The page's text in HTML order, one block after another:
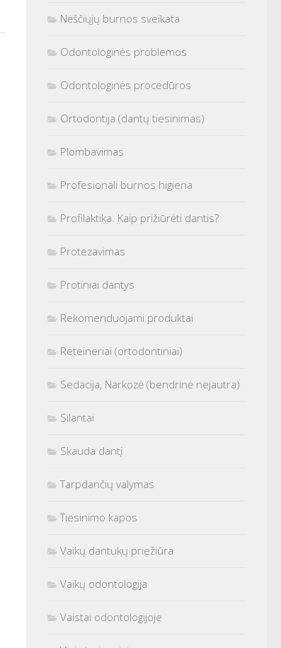
Nėščiųjų burnos sveikata
Odontologinės problemos
Odontologinės procedūros
Ortodontija (dantų tiesinimas)
Plombavimas
Profesionali burnos higiena
Profilaktika. Kaip prižiūrėti dantis?
Protezavimas
Protiniai dantys
Rekomenduojami produktai
Reteineriai (ortodontiniai)
Sedacija, Narkozė (bendrinė nejautra)
Silantai
Skauda dantį
Tarpdančių valymas
Tiesinimo kapos
Vaikų dantukų priežiūra
Vaikų odontologija
Vaistai odontologijoje